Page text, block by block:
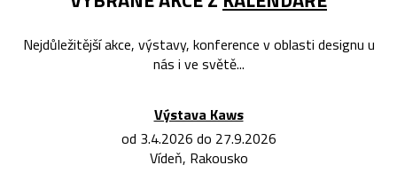
Nejdůležitější akce, výstavy, konference v oblasti designu u
nás i ve světě...
Výstava Kaws
od 3.4.2026 do 27.9.2026
Vídeň, Rakousko